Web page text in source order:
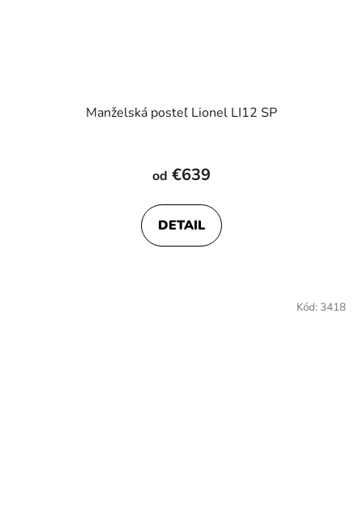
Manželská posteľ Lionel LI12 SP
od €639
DETAIL
Kód: 3418